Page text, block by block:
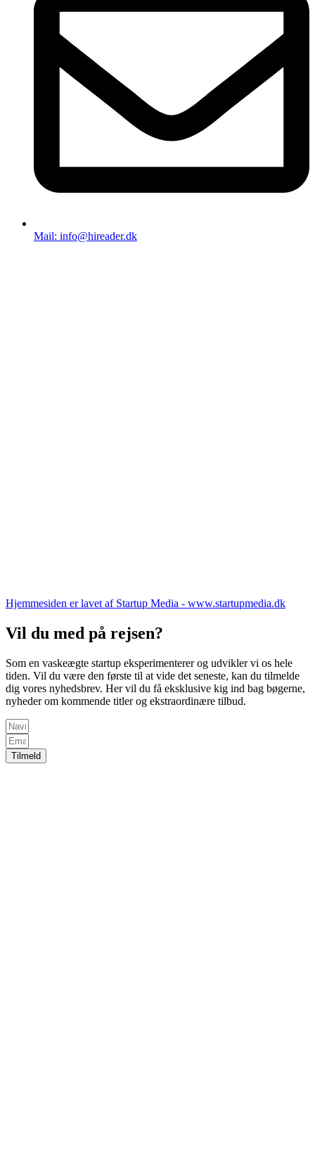
Mail: info@hireader.dk
Hjemmesiden er lavet af Startup Media - www.startupmedia.dk
Vil du med på rejsen?
Som en vaskeægte startup eksperimenterer og udvikler vi os hele
tiden. Vil du være den første til at vide det seneste, kan du tilmelde
dig vores nyhedsbrev. Her vil du få eksklusive kig ind bag bøgerne,
nyheder om kommende titler og ekstraordinære tilbud.
Tilmeld